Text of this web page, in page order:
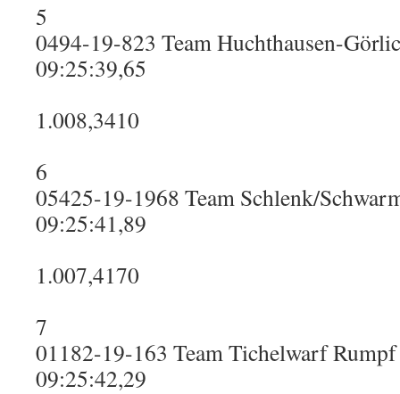
5
0494-19-823 Team Huchthausen-
09:25:39,65
1.008,3410
6
05425-19-1968 Team Schlenk/
09:25:41,89
1.007,4170
7
01182-19-163 Team Tichelwarf
09:25:42,29